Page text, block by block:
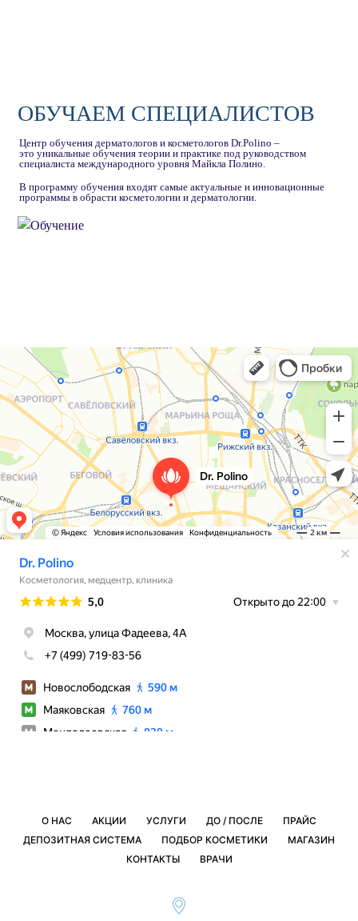
ОБУЧАЕМ СПЕЦИАЛИСТОВ
Центр обучения дерматологов и косметологов Dr.Polino –
это уникальные обучения теории и практике под руководством
специалиста международного уровня Майкла Полино.
В программу обучения входят самые актуальные и инновационные
программы в обрасти косметологии и дерматологии.
О НАС АКЦИИ УСЛУГИ ДО / ПОСЛЕ
ПРАЙС
ДЕПОЗИТНАЯ СИСТЕМА
ПОДБОР КОСМЕТИКИ
МАГАЗИН
КОНТАКТЫ
ВРАЧИ